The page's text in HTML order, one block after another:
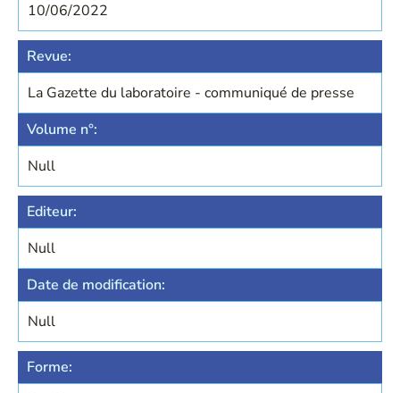
10/06/2022
Revue:
La Gazette du laboratoire - communiqué de presse
Volume n°:
Null
Editeur:
Null
Date de modification:
Null
Forme: